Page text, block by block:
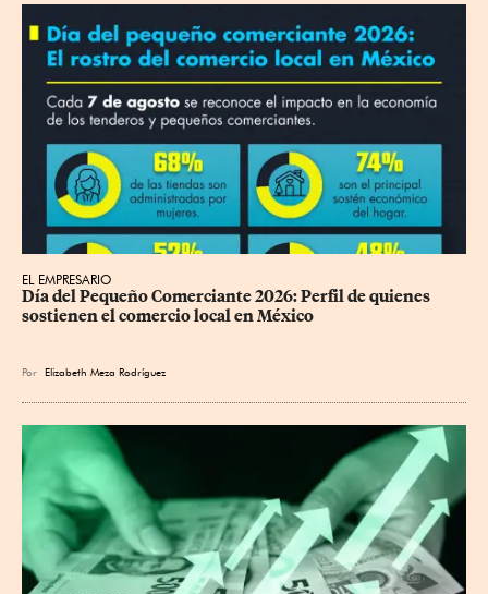
EL EMPRESARIO
Día del Pequeño Comerciante 2026: Perfil de quienes
sostienen el comercio local en México
Por Elizabeth Meza Rodríguez